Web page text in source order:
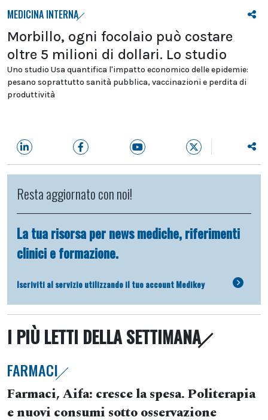
MEDICINA INTERNA
Morbillo, ogni focolaio può costare
oltre 5 milioni di dollari. Lo studio
Uno studio Usa quantifica l'impatto economico delle epidemie:
pesano soprattutto sanità pubblica, vaccinazioni e perdita di
produttività
Resta aggiornato con noi!
La tua risorsa per news mediche, riferimenti
clinici e formazione.
Iscriviti al servizio utilizzando il tuo account Medikey
I PIÙ LETTI DELLA SETTIMANA
FARMACI
Farmaci, Aifa: cresce la spesa. Politerapia
e nuovi consumi sotto osservazione